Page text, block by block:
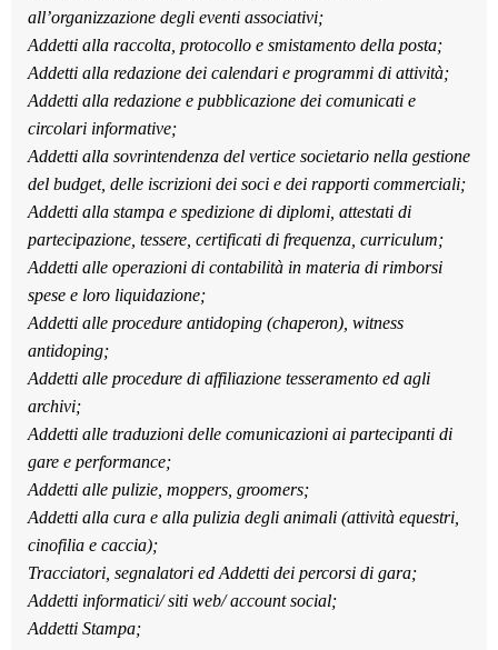
all’organizzazione degli eventi associativi;
Addetti alla raccolta, protocollo e smistamento della posta;
Addetti alla redazione dei calendari e programmi di attività;
Addetti alla redazione e pubblicazione dei comunicati e
circolari informative;
Addetti alla sovrintendenza del vertice societario nella gestione
del budget, delle iscrizioni dei soci e dei rapporti commerciali;
Addetti alla stampa e spedizione di diplomi, attestati di
partecipazione, tessere, certificati di frequenza, curriculum;
Addetti alle operazioni di contabilità in materia di rimborsi
spese e loro liquidazione;
Addetti alle procedure antidoping (chaperon), witness
antidoping;
Addetti alle procedure di affiliazione tesseramento ed agli
archivi;
Addetti alle traduzioni delle comunicazioni ai partecipanti di
gare e performance;
Addetti alle pulizie, moppers, groomers;
Addetti alla cura e alla pulizia degli animali (attività equestri,
cinofilia e caccia);
Tracciatori, segnalatori ed Addetti dei percorsi di gara;
Addetti informatici/ siti web/ account social;
Addetti Stampa;